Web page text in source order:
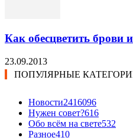
Как обесцветить брови
23.09.2013
ПОПУЛЯРНЫЕ
Новости2416096
Нужен совет?616
Обо всём на свете532
Разное410